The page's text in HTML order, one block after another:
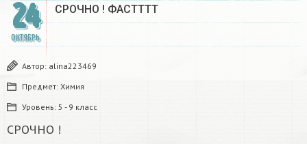
24
ОКТЯБРЬ
СРОЧНО ! ФАСТТТТ
Автор: alina223469
Предмет: Химия
Уровень: 5 - 9 класс
СРОЧНО !